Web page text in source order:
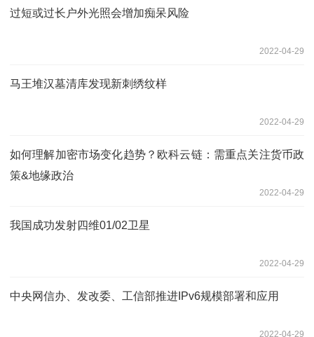
过短或过长户外光照会增加痴呆风险
2022-04-29
马王堆汉墓清库发现新刺绣纹样
2022-04-29
如何理解加密市场变化趋势？欧科云链：需重点关注货币政
策&地缘政治
2022-04-29
我国成功发射四维01/02卫星
2022-04-29
中央网信办、发改委、工信部推进IPv6规模部署和应用
2022-04-29